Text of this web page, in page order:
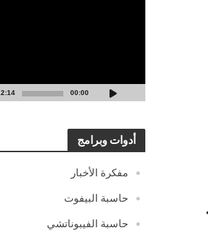
00:00
أدوات وبرامج
مفكرة الأخبار
حاسبة البيفوت
حاسبة الفيبوناتشي